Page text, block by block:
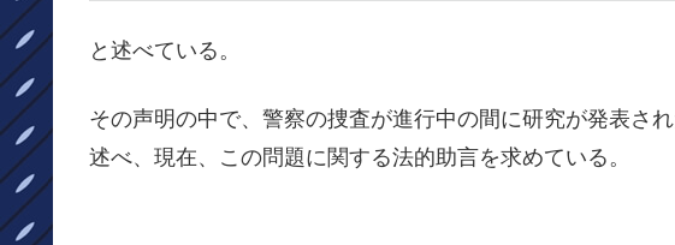
と述べている。
その声明の中で、警察の捜査が進行中の間に研究が発表さ
述べ、現在、この問題に関する法的助言を求めている。